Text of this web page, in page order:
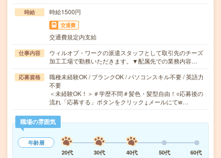
時給 時給1500円
交通費
交通費規定内支給
仕事内容
ウィルオブ・ワークの派遣スタッフとして取引先のチーズ
加工工場で勤務いただきます。▼配属先での業務内容…
応募資格
職種未経験OK / ブランクOK / パソコンスキル不要 / 英語力
不要
＜未経験OK！＞＃学歴不問＃髪色・髪型自由！○応募後の
流れ「応募する」ボタンをクリック↓メールにてw…
職場の雰囲気
年齢層
20代
30代 40代 50代 60代